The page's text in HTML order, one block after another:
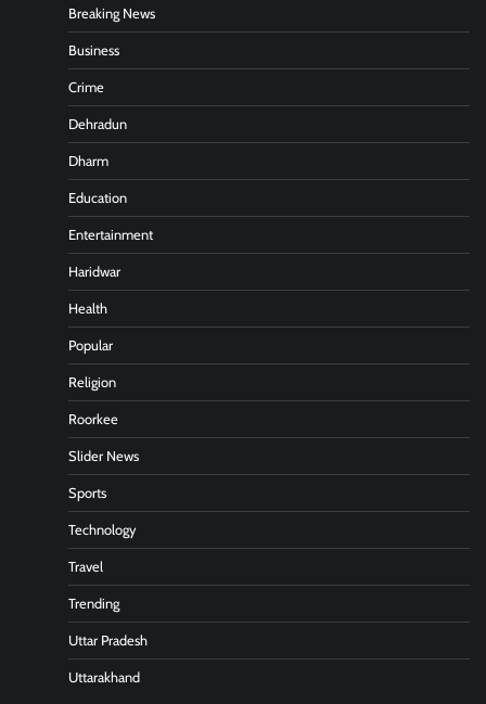
Breaking News
Business
Crime
Dehradun
Dharm
Education
Entertainment
Haridwar
Health
Popular
Religion
Roorkee
Slider News
Sports
Technology
Travel
Trending
Uttar Pradesh
Uttarakhand